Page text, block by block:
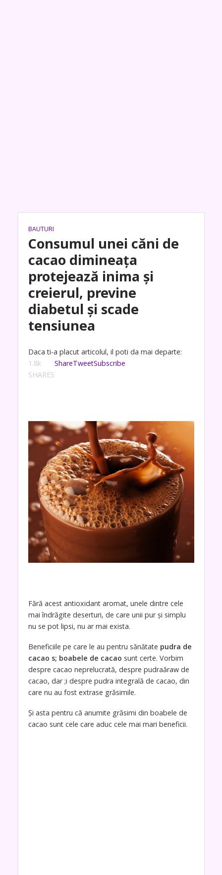
BAUTURI
Consumul unei căni de
cacao dimineaţa
protejează inima şi
creierul, previne
diabetul şi scade
tensiunea
Daca ti-a placut articolul, il poti da mai departe:
1.8k
SHARES
ShareTweetSubscribe
Fără acest antioxidant aromat, unele dintre cele
mai îndrăgite deserturi, de care unii pur şi simplu
nu se pot lipsi, nu ar mai exista.
Beneficiile pe care le au pentru sănătate pudra de
cacao s; boabele de cacao sunt certe. Vorbim
despre cacao neprelucrată, despre pudraăraw de
cacao, dar ;i despre pudra integrală de cacao, din
care nu au fost extrase grăsimile.
Și asta pentru că anumite grăsimi din boabele de
cacao sunt cele care aduc cele mai mari beneficii.